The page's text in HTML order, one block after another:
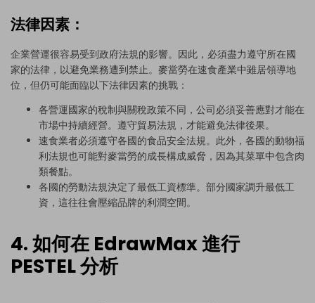
法律因素：
企業營運很容易受到政府法規的影響。因此，必須盡力遵守所在國
家的法律，以避免業務遭到禁止。麥當勞在速食產業中雖居領導地
位，但仍可能面臨以下法律因素的挑戰：
各營運國家的稅制與關稅政策不同，公司必須妥善應對才能在
市場中持續經營。遵守貿易法規，才能避免法律後果。
速食業者必須遵守各國的食品安全法規。此外，各國的動物福
利法規也可能對麥當勞的成長構成威脅，因為其菜單中包含肉
類餐點。
各國的勞動法規決定了最低工資標準。部分國家調升最低工
資，這往往會壓縮品牌的利潤空間。
4. 如何在 EdrawMax 進行
PESTEL 分析